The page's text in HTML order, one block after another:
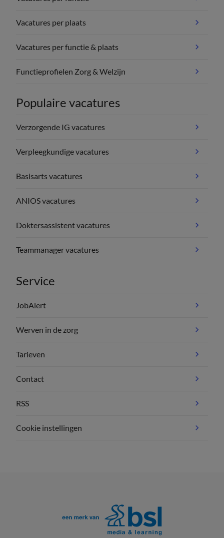
Vacatures per plaats
Vacatures per functie & plaats
Functieprofielen Zorg & Welzijn
Populaire vacatures
Verzorgende IG vacatures
Verpleegkundige vacatures
Basisarts vacatures
ANIOS vacatures
Doktersassistent vacatures
Teammanager vacatures
Service
JobAlert
Werven in de zorg
Tarieven
Contact
RSS
Cookie instellingen